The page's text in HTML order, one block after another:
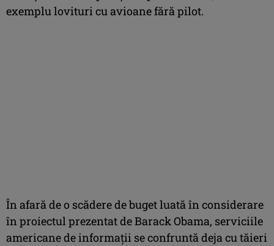
exemplu lovituri cu avioane fără pilot.
În afară de o scădere de buget luată în considerare
în proiectul prezentat de Barack Obama, serviciile
americane de informaţii se confruntă deja cu tăieri